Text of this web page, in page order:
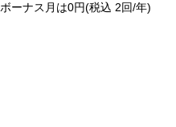
ボーナス月は0円(税込 2回/年)